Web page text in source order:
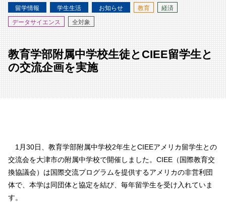
留学情報 学⽣生活 お知らせ 教育
経済
データサイエンス
全対象
教育学部附属中学校生徒とCIEE留学生と
の交流企画を実施
1月30日、教育学部附属中学校2年生とCIEEアメリカ留学生との
交流会を大津市の附属中学校で開催しました。CIEE（国際教育交
換協議会）は国際交流プログラムを提供するアメリカの非営利団
体で、本学は同団体と協定を結び、毎年留学生を受け入れていま
す。